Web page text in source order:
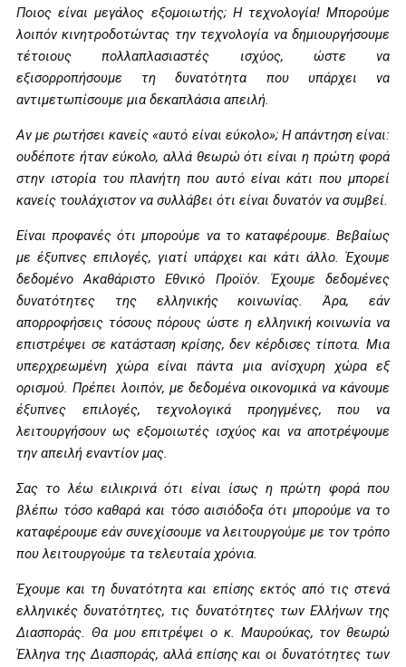
Ποιος είναι μεγάλος εξομοιωτής; Η τεχνολογία! Μπορούμε
λοιπόν κινητροδοτώντας την τεχνολογία να δημιουργήσουμε
τέτοιους πολλαπλασιαστές ισχύος, ώστε να
εξισορροπήσουμε τη δυνατότητα που υπάρχει να
αντιμετωπίσουμε μια δεκαπλάσια απειλή.
Αν με ρωτήσει κανείς «αυτό είναι εύκολο»; Η απάντηση είναι:
ουδέποτε ήταν εύκολο, αλλά θεωρώ ότι είναι η πρώτη φορά
στην ιστορία του πλανήτη που αυτό είναι κάτι που μπορεί
κανείς τουλάχιστον να συλλάβει ότι είναι δυνατόν να συμβεί.
Είναι προφανές ότι μπορούμε να το καταφέρουμε. Βεβαίως
με έξυπνες επιλογές, γιατί υπάρχει και κάτι άλλο. Έχουμε
δεδομένο Ακαθάριστο Εθνικό Προϊόν. Έχουμε δεδομένες
δυνατότητες της ελληνικής κοινωνίας. Άρα, εάν
απορροφήσεις τόσους πόρους ώστε η ελληνική κοινωνία να
επιστρέψει σε κατάσταση κρίσης, δεν κέρδισες τίποτα. Μια
υπερχρεωμένη χώρα είναι πάντα μια ανίσχυρη χώρα εξ
ορισμού. Πρέπει λοιπόν, με δεδομένα οικονομικά να κάνουμε
έξυπνες επιλογές, τεχνολογικά προηγμένες, που να
λειτουργήσουν ως εξομοιωτές ισχύος και να αποτρέψουμε
την απειλή εναντίον μας.
Σας το λέω ειλικρινά ότι είναι ίσως η πρώτη φορά που
βλέπω τόσο καθαρά και τόσο αισιόδοξα ότι μπορούμε να το
καταφέρουμε εάν συνεχίσουμε να λειτουργούμε με τον τρόπο
που λειτουργούμε τα τελευταία χρόνια.
Έχουμε και τη δυνατότητα και επίσης εκτός από τις στενά
ελληνικές δυνατότητες, τις δυνατότητες των Ελλήνων της
Διασποράς. Θα μου επιτρέψει ο κ. Μαυρούκας, τον θεωρώ
Έλληνα της Διασποράς, αλλά επίσης και οι δυνατότητες των